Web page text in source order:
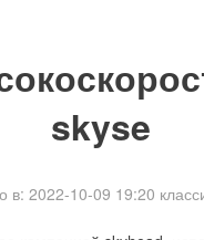
skyse
в: 2022-10-09 19:20